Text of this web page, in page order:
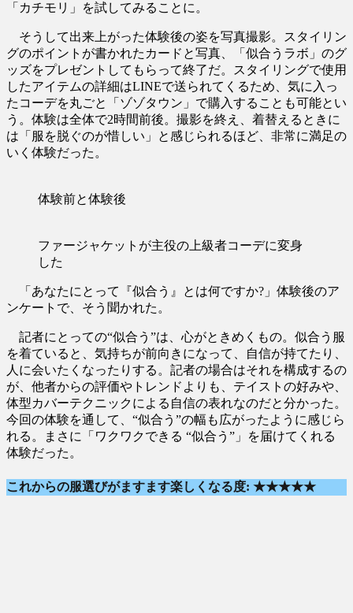
「カチモリ」を試してみることに。
そうして出来上がった体験後の姿を写真撮影。スタイリン
グのポイントが書かれたカードと写真、「似合うラボ」のグ
ッズをプレゼントしてもらって終了だ。スタイリングで使用
したアイテムの詳細はLINEで送られてくるため、気に入っ
たコーデを丸ごと「ゾゾタウン」で購入することも可能とい
う。体験は全体で2時間前後。撮影を終え、着替えるときに
は「服を脱ぐのが惜しい」と感じられるほど、非常に満足の
いく体験だった。
体験前と体験後
ファージャケットが主役の上級者コーデに変身
した
「あなたにとって『似合う』とは何ですか?」体験後のア
ンケートで、そう聞かれた。
記者にとっての“似合う”は、心がときめくもの。似合う服
を着ていると、気持ちが前向きになって、自信が持てたり、
人に会いたくなったりする。記者の場合はそれを構成するの
が、他者からの評価やトレンドよりも、テイストの好みや、
体型カバーテクニックによる自信の表れなのだと分かった。
今回の体験を通して、“似合う”の幅も広がったように感じら
れる。まさに「ワクワクできる “似合う”」を届けてくれる
体験だった。
これからの服選びがますます楽しくなる度: ★★★★★